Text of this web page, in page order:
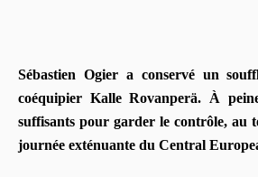
Sébastien Ogier a conservé un
coéquipier Kalle Rovanperä. À
suffisants pour garder le contrôle, au
journée exténuante du Central